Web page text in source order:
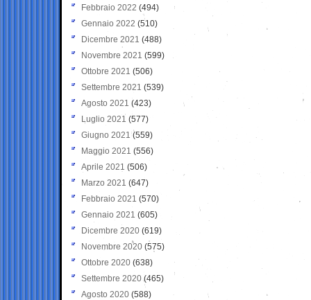
Febbraio 2022 (494)
Gennaio 2022 (510)
Dicembre 2021 (488)
Novembre 2021 (599)
Ottobre 2021 (506)
Settembre 2021 (539)
Agosto 2021 (423)
Luglio 2021 (577)
Giugno 2021(559)
Maggio 2021 (556)
Aprile 2021 (506)
Marzo 2021 (647)
Febbraio 2021 (570)
Gennaio 2021 (605)
Dicembre 2020 (619)
Novembre 2020 (575)
Ottobre 2020 (638)
Settembre 2020(465)
Agosto 2020 (588)